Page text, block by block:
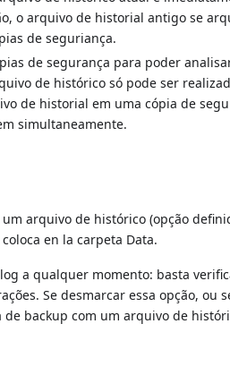
o arquivo de historial antigo se
de seguriança.
de segurança para poder
de histórico só pode ser
de historial em uma cópia de
simultaneamente.
arquivo de histórico (opção
coloca en la carpeta Data.
a qualquer momento: basta
Se desmarcar essa opção, ou
backup com um arquivo de